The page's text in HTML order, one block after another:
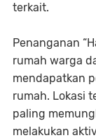
terkait.
Penanganan
rumah warga
mendapatkan
rumah. Lokasi
paling
melakukan